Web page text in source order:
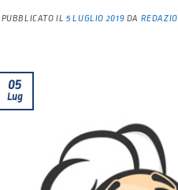
PUBBLICATO IL5 LUGLIO 2019 DA
05
Lug